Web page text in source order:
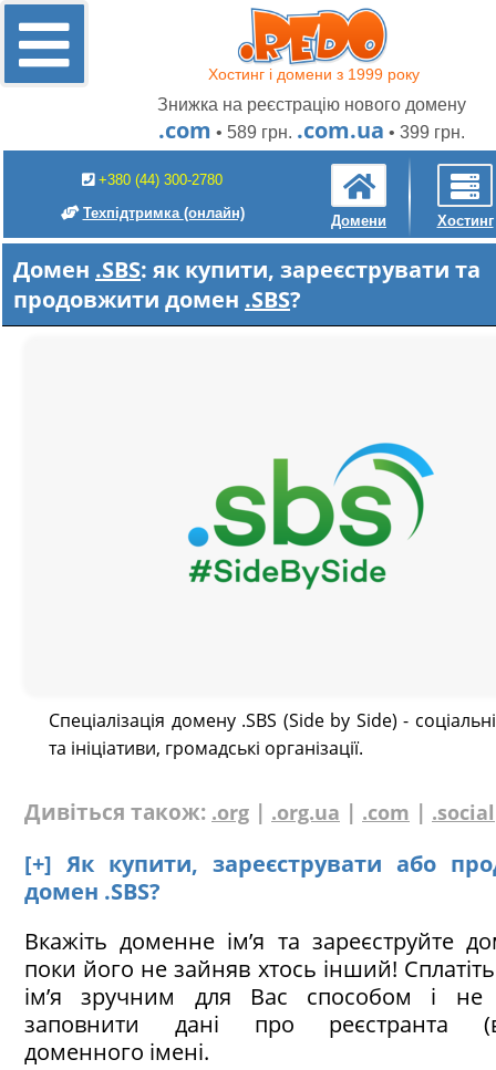
Хостинг і домени з 1999 року
Знижка на реєстрацію нового домену
.com • 589 грн. .com.ua • 399 грн.
+380 (44) 300-2780
Техпідтримка (онлайн) Домени Хостинг
Домен .SBS: як купити, зареєструвати та
продовжити домен .SBS?
Спеціалізація домену .SBS (Side by Side) -
та ініціативи, громадські організації.
Дивіться також: .org | .org.ua | .com | .social
[+] Як купити, зареєструвати або
домен .SBS?
Вкажіть доменне ім’я та зареєструйте
поки його не зайняв хтось інший!
ім’я зручним для Вас способом і не
заповнити дані про реєстранта
доменного імені.